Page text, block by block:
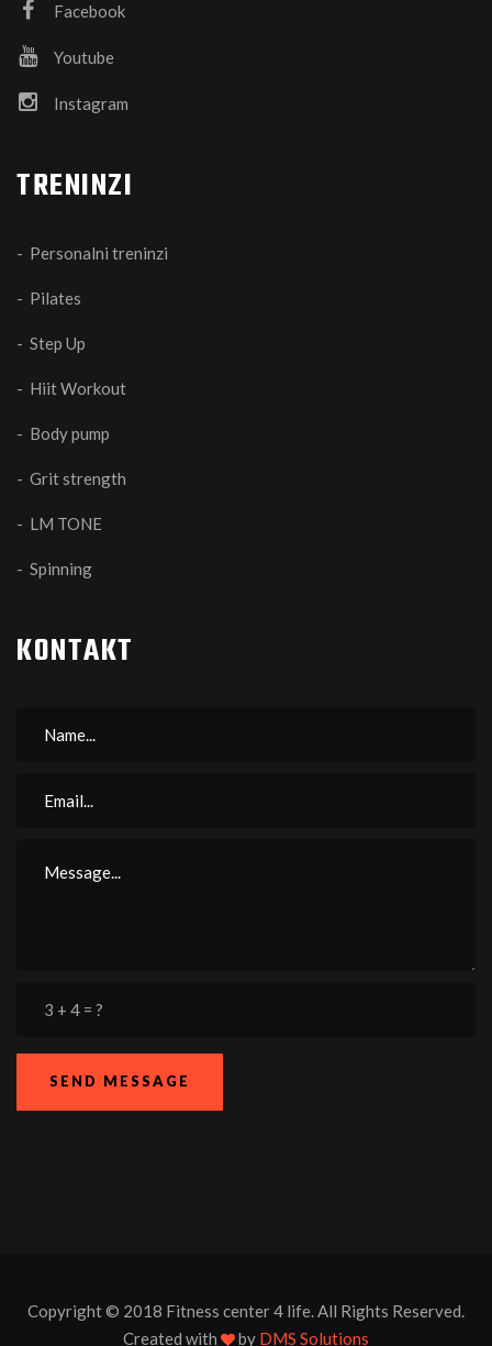
Facebook
Youtube
Instagram
TRENINZI
- Personalni treninzi
- Pilates
- Step Up
- Hiit Workout
- Body pump
- Grit strength
- LM TONE
- Spinning
KONTAKT
SEND MESSAGE
Copyright © 2018 Fitness center 4 life. All Rights Reserved.
Created with
by DMS Solutions